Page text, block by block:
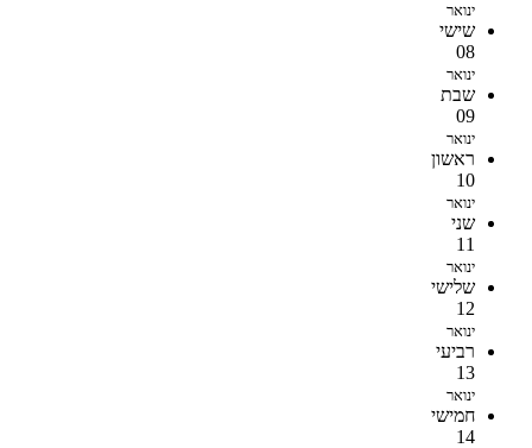
ינואר
שישי
08
ינואר
שבת
09
ינואר
ראשון
10
ינואר
שני
11
ינואר
שלישי
12
ינואר
רביעי
13
ינואר
חמישי
14